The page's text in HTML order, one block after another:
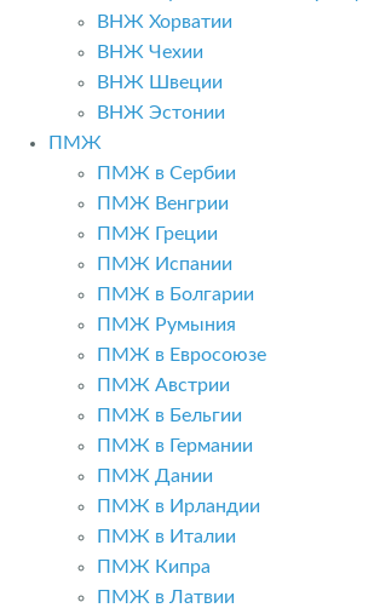
ВНЖ Хорватии
ВНЖ Чехии
ВНЖ Швеции
ВНЖ Эстонии
ПМЖ
ПМЖ в Сербии
ПМЖ Венгрии
ПМЖ Греции
ПМЖ Испании
ПМЖ в Болгарии
ПМЖ Румыния
ПМЖ в Евросоюзе
ПМЖ Австрии
ПМЖ в Бельгии
ПМЖ в Германии
ПМЖ Дании
ПМЖ в Ирландии
ПМЖ в Италии
ПМЖ Кипра
ПМЖ в Латвии